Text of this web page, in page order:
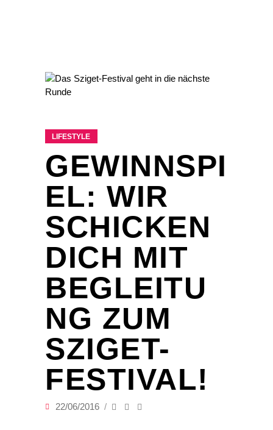
LIFESTYLE
GEWINNSPI
EL: WIR
SCHICKEN
DICH MIT
BEGLEITU
NG ZUM
SZIGET-
FESTIVAL!
22/06/2016